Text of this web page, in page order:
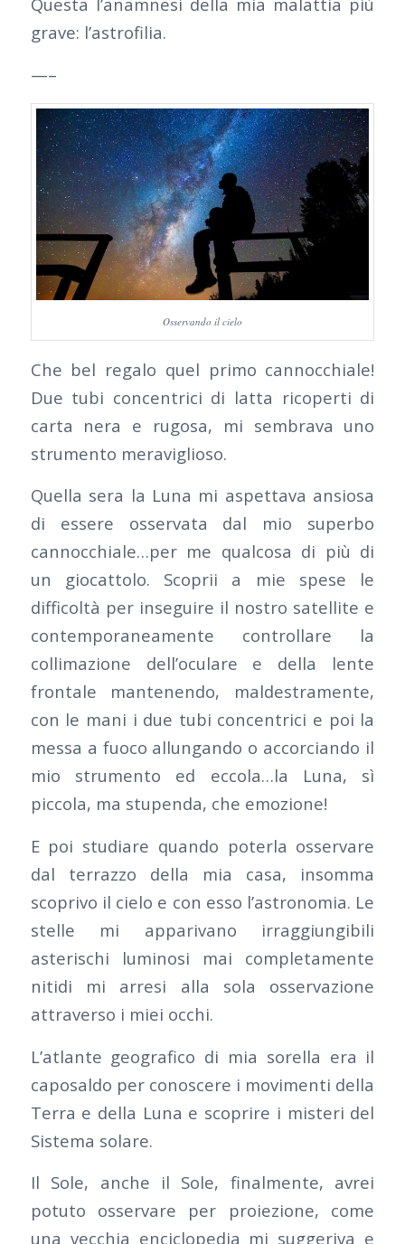
grave: l’astrofilia.
—–
Osservando il cielo
Che bel regalo quel primo cannocchiale!
Due tubi concentrici di latta ricoperti di
carta nera e rugosa, mi sembrava uno
strumento meraviglioso.
Quella sera la Luna mi aspettava ansiosa
di essere osservata dal mio superbo
cannocchiale…per me qualcosa di più di
un giocattolo. Scoprii a mie spese le
difficoltà per inseguire il nostro satellite e
contemporaneamente controllare la
collimazione dell’oculare e della lente
frontale mantenendo, maldestramente,
con le mani i due tubi concentrici e poi la
messa a fuoco allungando o accorciando il
mio strumento ed eccola…la Luna, sì
piccola, ma stupenda, che emozione!
E poi studiare quando poterla osservare
dal terrazzo della mia casa, insomma
scoprivo il cielo e con esso l’astronomia. Le
stelle mi apparivano irraggiungibili
asterischi luminosi mai completamente
nitidi mi arresi alla sola osservazione
attraverso i miei occhi.
L’atlante geografico di mia sorella era il
caposaldo per conoscere i movimenti della
Terra e della Luna e scoprire i misteri del
Sistema solare.
Il Sole, anche il Sole, finalmente, avrei
potuto osservare per proiezione, come
una vecchia enciclopedia mi suggeriva e